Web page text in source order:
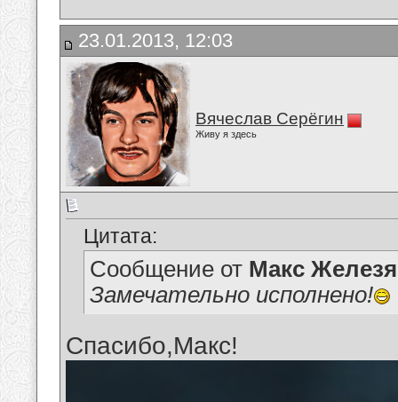
23.01.2013, 12:03
Вячеслав Серёгин
Живу я здесь
Цитата:
Сообщение от Макс
Замечательно исполнено!
Спасибо,Макс!